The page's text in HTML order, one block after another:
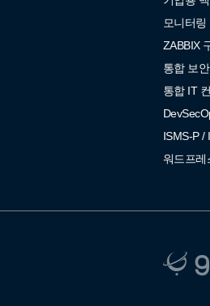
모니터링
ZABBIX
통합 보
통합 IT
ISMS-P /
워드프레